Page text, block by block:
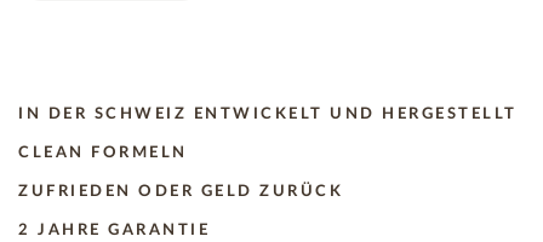
IN DER SCHWEIZ ENTWICKELT UND HERGESTELLT
CLEAN FORMELN
ZUFRIEDEN ODER GELD ZURÜCK
2 JAHRE GARANTIE